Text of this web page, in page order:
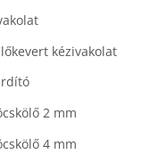
kézivakolat
2 mm
4 mm